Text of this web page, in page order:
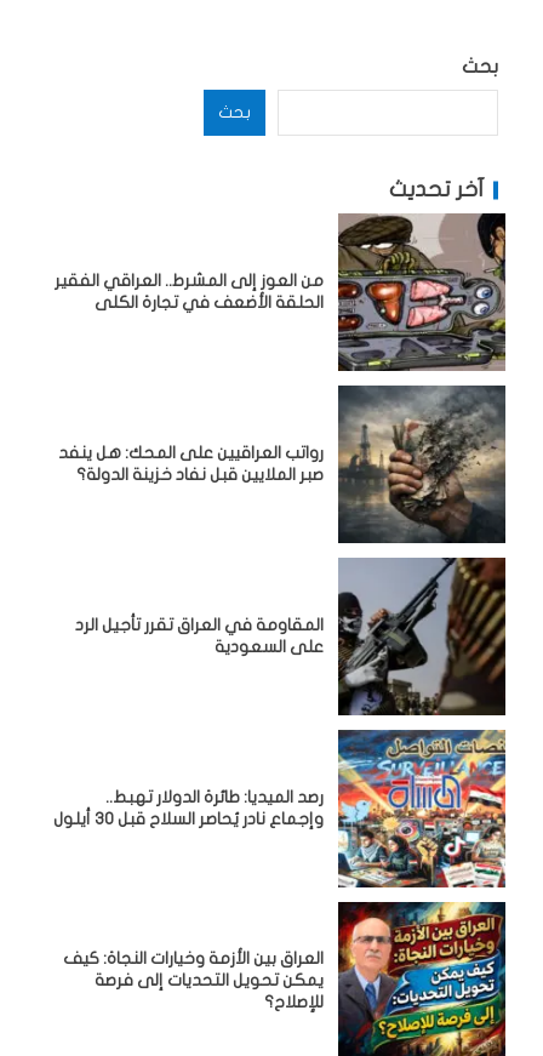
بحث
بحث
آخر تحديث
من العوز إلى المشرط.. العراقي الفقير
الحلقة الأضعف في تجارة الكلى
رواتب العراقيين على المحك: هل ينفد
صبر الملايين قبل نفاد خزينة الدولة؟
المقاومة في العراق تقرر تأجيل الرد
على السعودية
رصد الميديا: طائرة الدولار تهبط..
وإجماع نادر يُحاصر السلاح قبل 30 أيلول
العراق بين الأزمة وخيارات النجاة: كيف
يمكن تحويل التحديات إلى فرصة
للإصلاح؟